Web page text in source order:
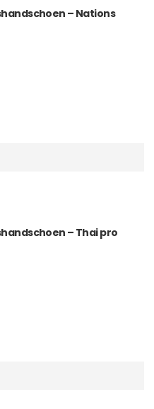
– Nations
– Thai pro